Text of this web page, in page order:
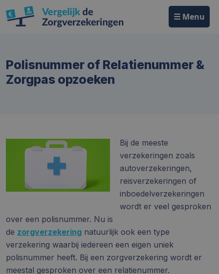
☰ Menu
Polisnummer of Relatienummer &
Zorgpas opzoeken
Bij de meeste
verzekeringen zoals
autoverzekeringen,
reisverzekeringen of
inboedelverzekeringen
wordt er veel gesproken
over een polisnummer. Nu is
de zorgverzekering natuurlijk ook een type
verzekering waarbij iedereen een eigen uniek
polisnummer heeft. Bij een zorgverzekering wordt er
meestal gesproken over een relatienummer.